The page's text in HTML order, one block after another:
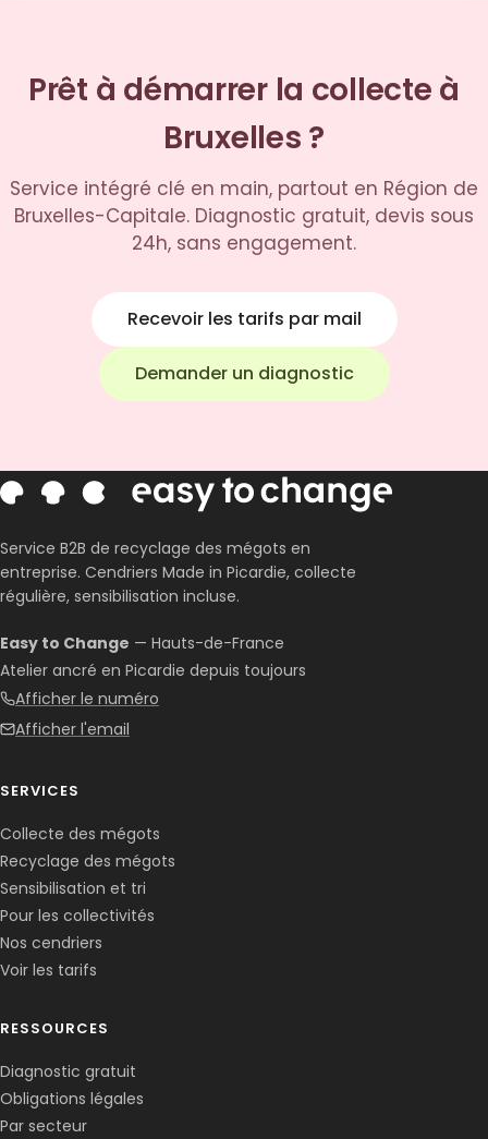
Prêt à démarrer la collecte à
Bruxelles ?
Service intégré clé en main, partout en Région de
Bruxelles-Capitale. Diagnostic gratuit, devis sous
24h, sans engagement.
Recevoir les tarifs par mail
Demander un diagnostic
Service B2B de recyclage des mégots en
entreprise. Cendriers Made in Picardie, collecte
régulière, sensibilisation incluse.
Easy to Change — Hauts-de-France
Atelier ancré en Picardie depuis toujours
Afficher le numéro
Afficher l'email
SERVICES
Collecte des mégots
Recyclage des mégots
Sensibilisation et tri
Pour les collectivités
Nos cendriers
Voir les tarifs
RESSOURCES
Diagnostic gratuit
Obligations légales
Par secteur
Corentin · Easy to Change